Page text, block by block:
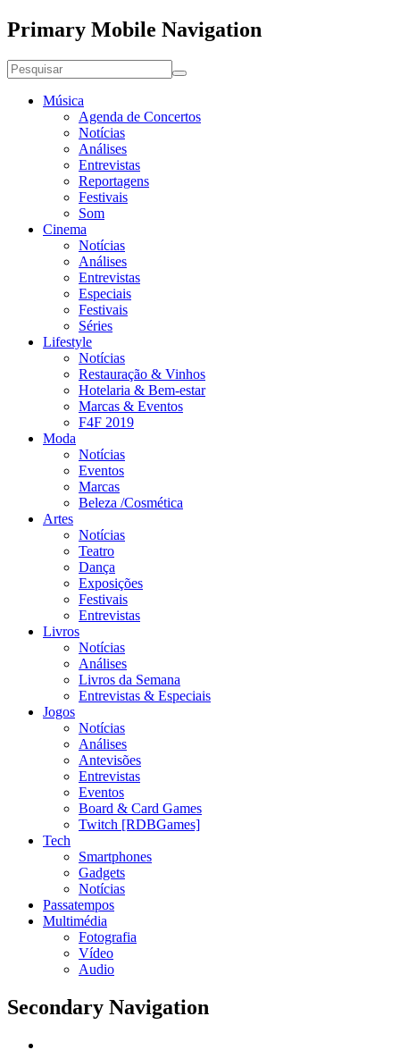
Primary Mobile Navigation
Música
Agenda de Concertos
Notícias
Análises
Entrevistas
Reportagens
Festivais
Som
Cinema
Notícias
Análises
Entrevistas
Especiais
Festivais
Séries
Lifestyle
Notícias
Restauração & Vinhos
Hotelaria & Bem-estar
Marcas & Eventos
F4F 2019
Moda
Notícias
Eventos
Marcas
Beleza /Cosmética
Artes
Notícias
Teatro
Dança
Exposições
Festivais
Entrevistas
Livros
Notícias
Análises
Livros da Semana
Entrevistas & Especiais
Jogos
Notícias
Análises
Antevisões
Entrevistas
Eventos
Board & Card Games
Twitch [RDBGames]
Tech
Smartphones
Gadgets
Notícias
Passatempos
Multimédia
Fotografia
Vídeo
Audio
Secondary Navigation